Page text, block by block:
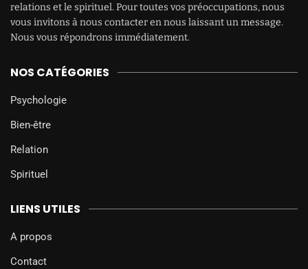
relations et le spirituel. Pour toutes vos préoccupations, nous
vous invitons à nous contacter en nous laissant un message.
Nous vous répondrons immédiatement.
NOS CATÉGORIES
Psychologie
Bien-être
Relation
Spirituel
LIENS UTILES
A propos
Contact